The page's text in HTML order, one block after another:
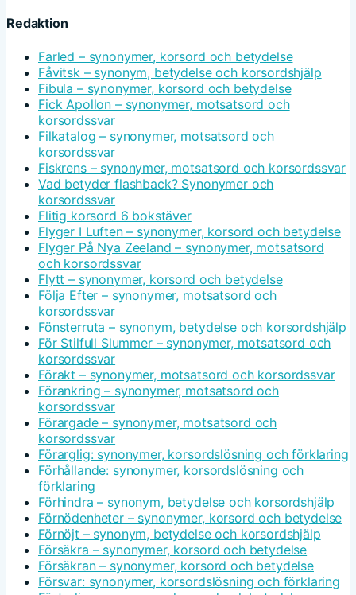
Redaktion
Farled – synonymer, korsord och betydelse
Fåvitsk – synonym, betydelse och korsordshjälp
Fibula – synonymer, korsord och betydelse
Fick Apollon – synonymer, motsatsord och
korsordssvar
Filkatalog – synonymer, motsatsord och
korsordssvar
Fiskrens – synonymer, motsatsord och korsordssvar
Vad betyder flashback? Synonymer och
korsordssvar
Flitig korsord 6 bokstäver
Flyger I Luften – synonymer, korsord och betydelse
Flyger På Nya Zeeland – synonymer, motsatsord
och korsordssvar
Flytt – synonymer, korsord och betydelse
Följa Efter – synonymer, motsatsord och
korsordssvar
Fönsterruta – synonym, betydelse och korsordshjälp
För Stilfull Slummer – synonymer, motsatsord och
korsordssvar
Förakt – synonymer, motsatsord och korsordssvar
Förankring – synonymer, motsatsord och
korsordssvar
Förargade – synonymer, motsatsord och
korsordssvar
Förarglig: synonymer, korsordslösning och förklaring
Förhållande: synonymer, korsordslösning och
förklaring
Förhindra – synonym, betydelse och korsordshjälp
Förnödenheter – synonymer, korsord och betydelse
Förnöjt – synonym, betydelse och korsordshjälp
Försäkra – synonymer, korsord och betydelse
Försäkran – synonymer, korsord och betydelse
Försvar: synonymer, korsordslösning och förklaring